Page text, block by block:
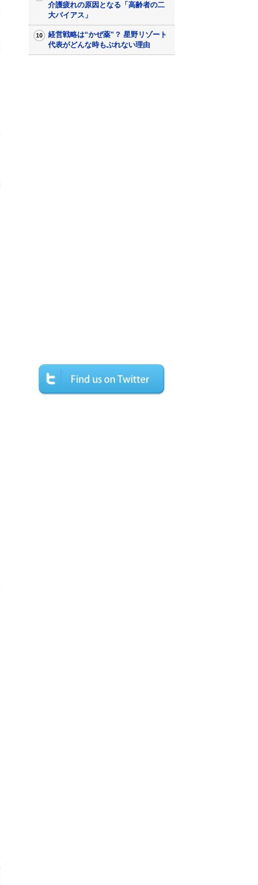
介護疲れの原因となる「高齢者の二
大バイアス」
経営戦略は“かぜ薬”？ 星野リゾート
代表がどんな時もぶれない理由